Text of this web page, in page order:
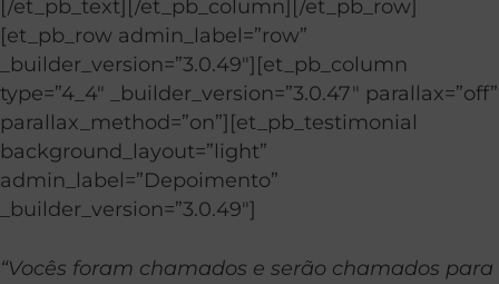
[/et_pb_text][/et_pb_column][/et_pb_row]
[et_pb_row admin_label=”row”
_builder_version=”3.0.49″][et_pb_column
type=”4_4″ _builder_version=”3.0.47″ parallax=”off”
parallax_method=”on”][et_pb_testimonial
background_layout=”light”
admin_label=”Depoimento”
_builder_version=”3.0.49″]
“Vocês foram chamados e serão chamados para